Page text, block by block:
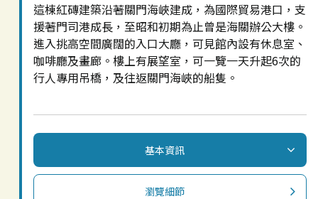
這棟紅磚建築沿著關門海峽建成，為國際貿易港口，支
援著門司港成長，至昭和初期為止曾是海關辦公大樓。
進入挑高空間廣闊的入口大廳，可見館內設有休息室、
咖啡廳及畫廊。樓上有展望室，可一覽一天升起6次的
行人專用吊橋，及往返關門海峽的船隻。
基本資訊
瀏覽細節